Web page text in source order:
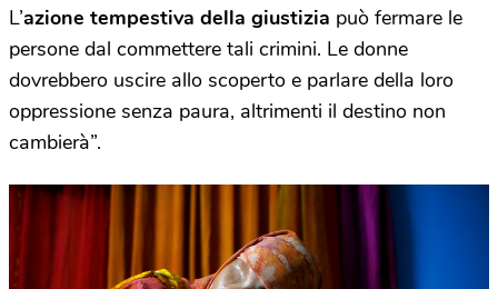
L’azione tempestiva della giustizia può fermare le
persone dal commettere tali crimini. Le donne
dovrebbero uscire allo scoperto e parlare della loro
oppressione senza paura, altrimenti il destino non
cambierà”.